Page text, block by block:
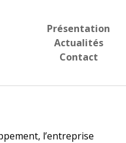
Présentation
Actualités
Contact
l’entreprise